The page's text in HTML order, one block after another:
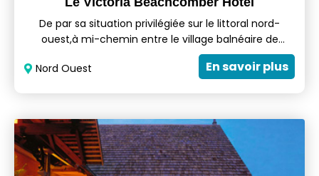
De par sa situation privilégiée sur le littoral nord-
ouest,à mi-chemin entre le village balnéaire de
Grand-Baie et la capitale Port-Louis,Le Victoria du
groupe Beachcomber est une des stations balnéaires
Nord Ouest En savoir plus